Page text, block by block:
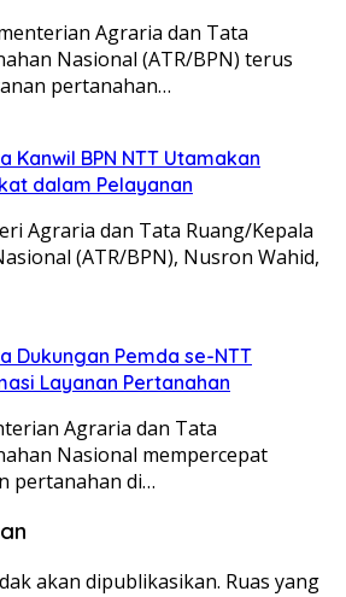
Agraria dan Tata
Nasional (ATR/BPN) terus
pertanahan…
Kanwil BPN NTT Utamakan
dalam Pelayanan
Agraria dan Tata Ruang/Kepala
(ATR/BPN), Nusron Wahid,
Dukungan Pemda se-NTT
Layanan Pertanahan
Agraria dan Tata
Nasional mempercepat
pertanahan di…
akan dipublikasikan. Ruas yang